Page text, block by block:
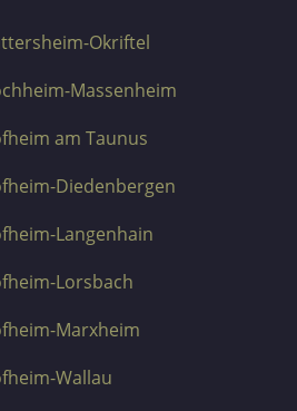
Okriftel
Massenheim
am Taunus
Diedenbergen
Langenhain
Lorsbach
Marxheim
Wallau